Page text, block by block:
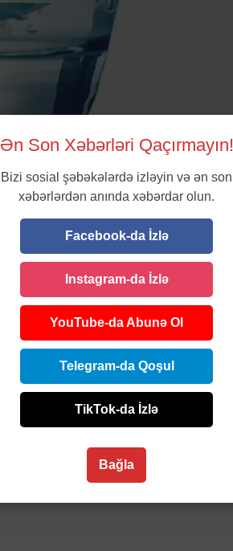
Ölkə
Sabah 39 dərəcə isti olacaq - hava
Ən Son Xəbərləri Qaçırmayın!
Bizi sosial şəbəkələrdə izləyin və ən son
xəbərlərdən anında xəbərdar olun.
Facebook-da İzlə
Instagram-da İzlə
YouTube-da Abunə Ol
Telegram-da Qoşul
TikTok-da İzlə
Bağla